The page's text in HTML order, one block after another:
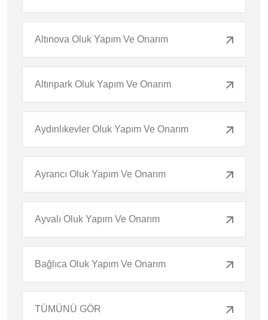
Altınova Oluk Yapım Ve Onarım
Altınpark Oluk Yapım Ve Onarım
Aydınlıkevler Oluk Yapım Ve Onarım
Ayrancı Oluk Yapım Ve Onarım
Ayvalı Oluk Yapım Ve Onarım
Bağlıca Oluk Yapım Ve Onarım
TÜMÜNÜ GÖR